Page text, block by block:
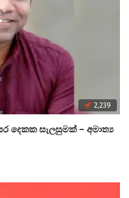
2,239
දෙකක සැලසුමක් – අමාත්‍ය